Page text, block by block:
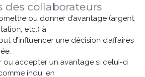
des collaborateurs
ou donner d’avantage (argent,
etc.) à
d’influencer une décision d’affaires
ou accepter un avantage si celui-ci
indu, en